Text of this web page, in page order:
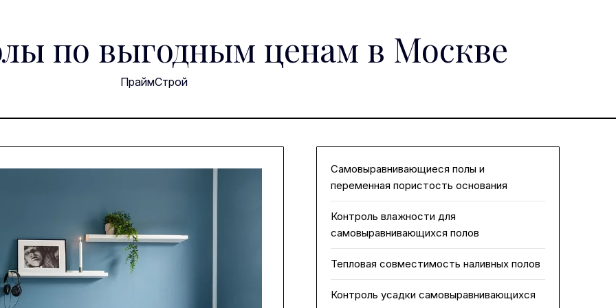
по выгодным ценам в Москве
ПраймСтрой
Самовыравнивающиеся полы и
переменная пористость основания
Контроль влажности для
самовыравнивающихся полов
Тепловая совместимость наливных полов
Контроль усадки самовыравнивающихся